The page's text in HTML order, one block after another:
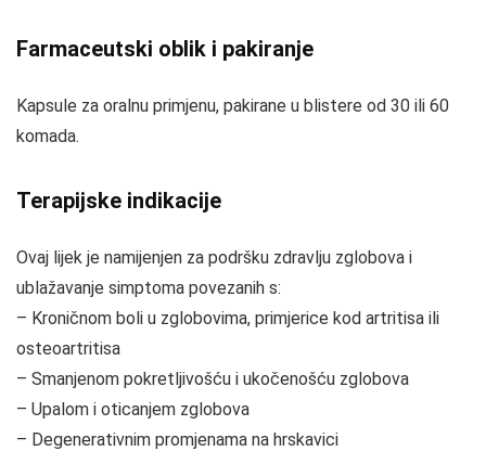
Farmaceutski oblik i pakiranje
Kapsule za oralnu primjenu, pakirane u blistere od 30 ili 60
komada.
Terapijske indikacije
Ovaj lijek je namijenjen za podršku zdravlju zglobova i
ublažavanje simptoma povezanih s:
– Kroničnom boli u zglobovima, primjerice kod artritisa ili
osteoartritisa
– Smanjenom pokretljivošću i ukočenošću zglobova
– Upalom i oticanjem zglobova
– Degenerativnim promjenama na hrskavici